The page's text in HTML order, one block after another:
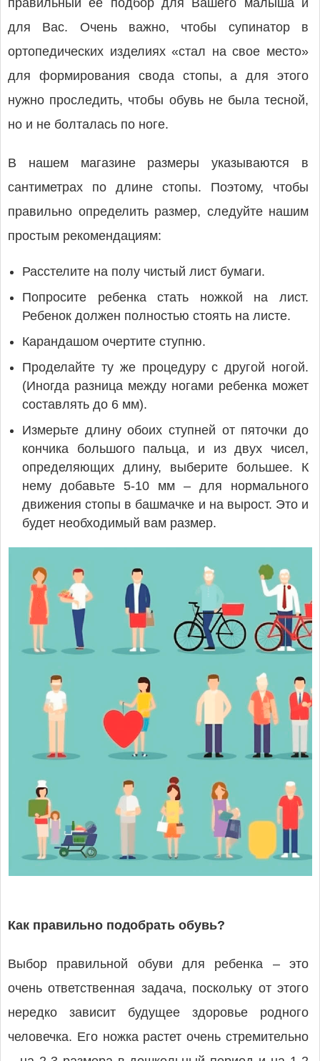
правильный ее подбор для Вашего малыша и
для Вас. Очень важно, чтобы супинатор в
ортопедических изделиях «стал на свое место»
для формирования свода стопы, а для этого
нужно проследить, чтобы обувь не была тесной,
но и не болталась по ноге.
В нашем магазине размеры указываются в
сантиметрах по длине стопы. Поэтому, чтобы
правильно определить размер, следуйте нашим
простым рекомендациям:
Расстелите на полу чистый лист бумаги.
Попросите ребенка стать ножкой на лист.
Ребенок должен полностью стоять на листе.
Карандашом очертите ступню.
Проделайте ту же процедуру с другой ногой.
(Иногда разница между ногами ребенка может
составлять до 6 мм).
Измерьте длину обоих ступней от пяточки до
кончика большого пальца, и из двух чисел,
определяющих длину, выберите большее. К
нему добавьте 5-10 мм – для нормального
движения стопы в башмачке и на вырост. Это и
будет необходимый вам размер.
Как правильно подобрать обувь?
Выбор правильной обуви для ребенка – это
очень ответственная задача, поскольку от этого
нередко зависит будущее здоровье родного
человечка. Его ножка растет очень стремительно